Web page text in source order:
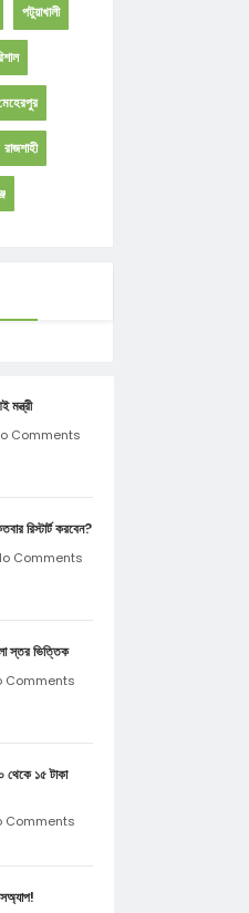
পটুয়াখালী
রাজশাহী
মন্ত্রী
Comments
রিস্টার্ট করবেন?
Comments
স্তর ভিত্তিক
Comments
থেকে ১৫ টাকা
Comments